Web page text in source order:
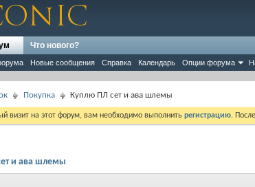
Новые сообщения Справка Календарь Опции форума
Что нового?
Покупка Куплю ПЛ сет и ава шлемы
визит на этот форум, вам необходимо выполнить регистрацию.
и ава шлемы